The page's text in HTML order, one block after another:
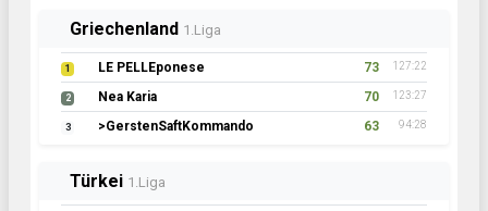
Griechenland 1.Liga
1 LE PELLEponese 73 127:22
2 Nea Karia 70 123:27
3 >GerstenSaftKommando 63 94:28
Türkei 1.Liga